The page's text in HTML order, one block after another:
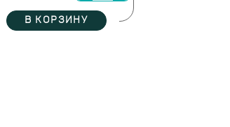
В КОРЗИНУ